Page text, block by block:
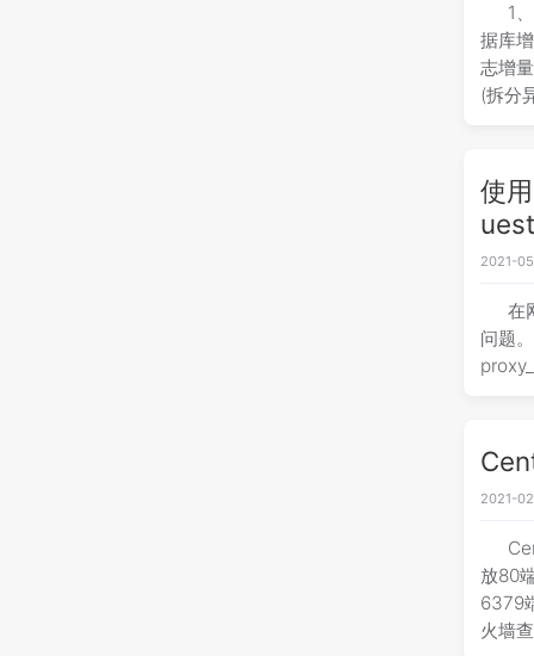
1
据库
志增
(拆分
使
2021-
在
问题
2021-
放80
6379
火墙